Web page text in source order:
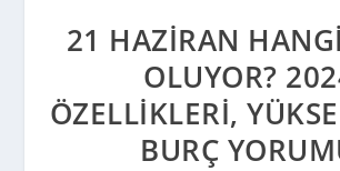
21 HAZIRAN
OLUYOR?
ÖZELLIKLERI,
BURÇ